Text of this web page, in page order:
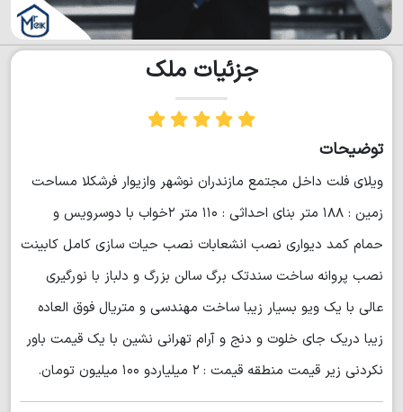
جزئیات ملک
توضیحات
ویلای فلت داخل مجتمع مازندران نوشهر وازیوار فرشکلا مساحت
زمین : ۱۸۸ متر بنای احداثی : ۱۱۰ متر ۲خواب با دوسرویس و
حمام کمد دیواری نصب انشعابات نصب حیات سازی کامل کابینت
نصب پروانه ساخت سندتک برگ سالن بزرگ و دلباز با نورگیری
عالی با یک ویو بسیار زیبا ساخت مهندسی و متریال فوق العاده
زیبا دریک جای خلوت و دنج و آرام تهرانی نشین با یک قیمت باور
نکردنی زیر قیمت منطقه قیمت : ۲ میلیاردو ۱۰۰ میلیون تومان.